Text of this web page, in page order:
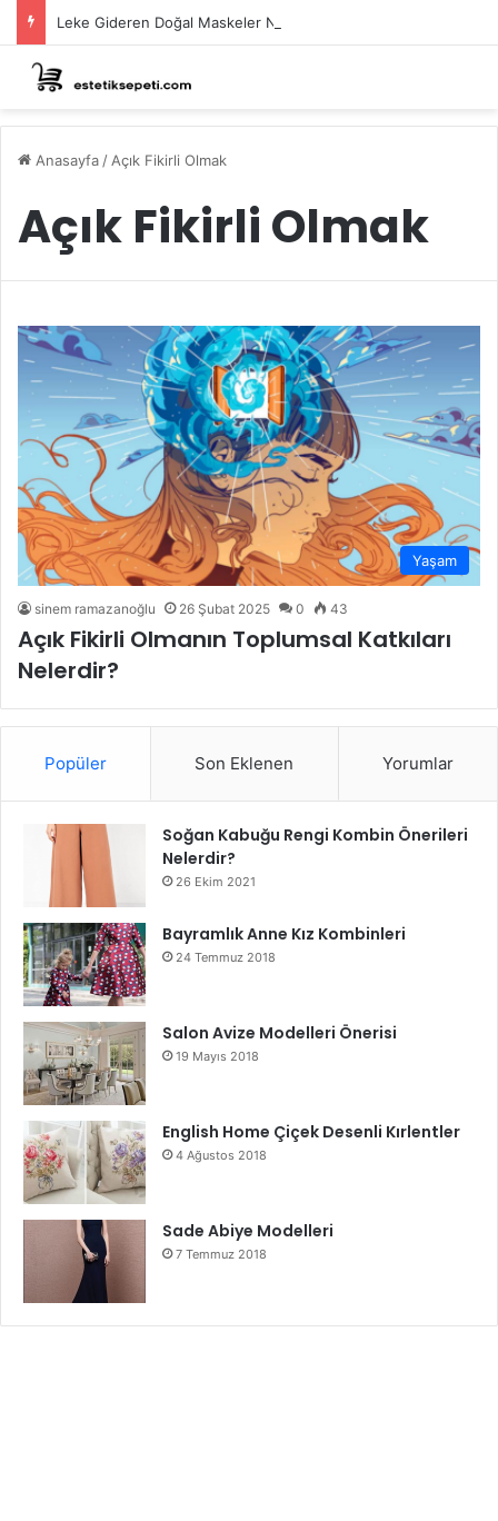
Leke Gideren Doğal Maskeler Nasıl Yapılır?
Anasayfa / Açık Fikirli Olmak
Açık Fikirli Olmak
Yaşam
sinem ramazanoğlu 26 Şubat 2025 0 43
Açık Fikirli Olmanın Toplumsal Katkıları
Nelerdir?
Popüler Son Eklenen Yorumlar
Soğan Kabuğu Rengi Kombin Önerileri
Nelerdir?
26 Ekim 2021
Bayramlık Anne Kız Kombinleri
24 Temmuz 2018
Salon Avize Modelleri Önerisi
19 Mayıs 2018
English Home Çiçek Desenli Kırlentler
4 Ağustos 2018
Sade Abiye Modelleri
7 Temmuz 2018